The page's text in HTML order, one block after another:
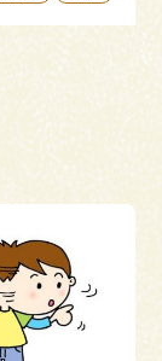
資料請求